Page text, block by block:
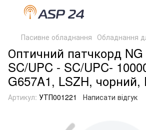
Пасивне обладнання Обладнання
Оптичний патчкорд
SC/UPC - SC/UPC-
G657A1, LSZH, чорний,
Артикул: УТП001221 Написати відгук